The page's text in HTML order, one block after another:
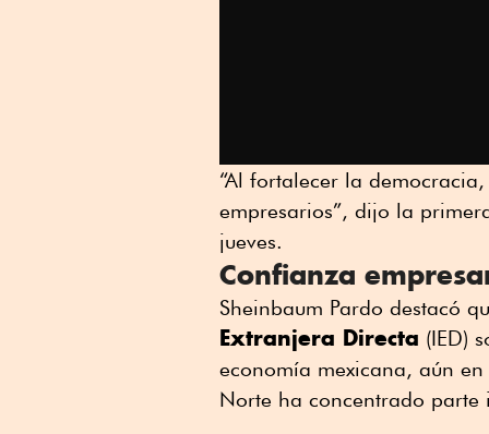
“Al fortalecer la
empresarios”, dijo la
jueves.
Confianza
Sheinbaum Pardo destacó
Extranjera Directa (IED)
economía mexicana, aún
Norte ha concentrado